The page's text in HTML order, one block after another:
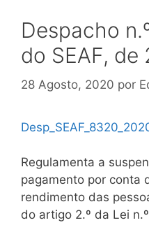
Despacho
do SEAF, de
28 Agosto, 2020 por
Regulamenta a
pagamento por conta
rendimento das
do artigo 2.º da Lei